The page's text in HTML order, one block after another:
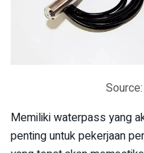
Memiliki waterpass yang
penting untuk pekerjaan